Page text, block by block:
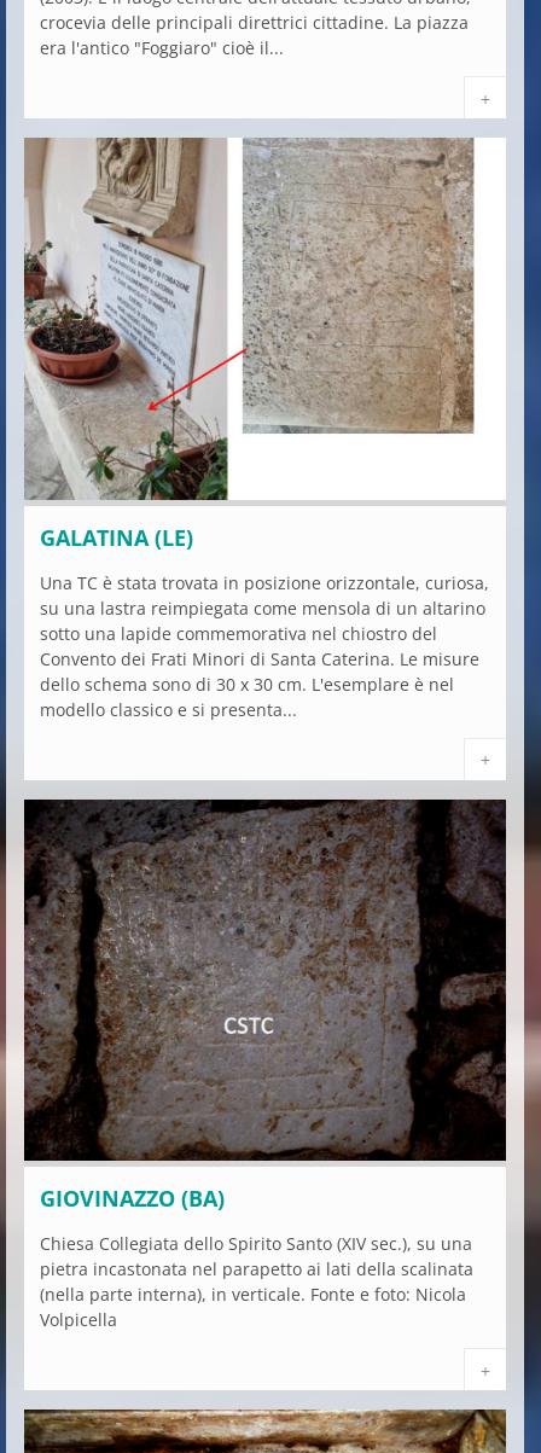
crocevia delle principali direttrici cittadine. La piazza
era l'antico "Foggiaro" cioè il...
+
GALATINA (LE)
Una TC è stata trovata in posizione orizzontale, curiosa,
su una lastra reimpiegata come mensola di un altarino
sotto una lapide commemorativa nel chiostro del
Convento dei Frati Minori di Santa Caterina. Le misure
dello schema sono di 30 x 30 cm. L'esemplare è nel
modello classico e si presenta...
+
GIOVINAZZO (BA)
Chiesa Collegiata dello Spirito Santo (XIV sec.), su una
pietra incastonata nel parapetto ai lati della scalinata
(nella parte interna), in verticale. Fonte e foto: Nicola
Volpicella
+